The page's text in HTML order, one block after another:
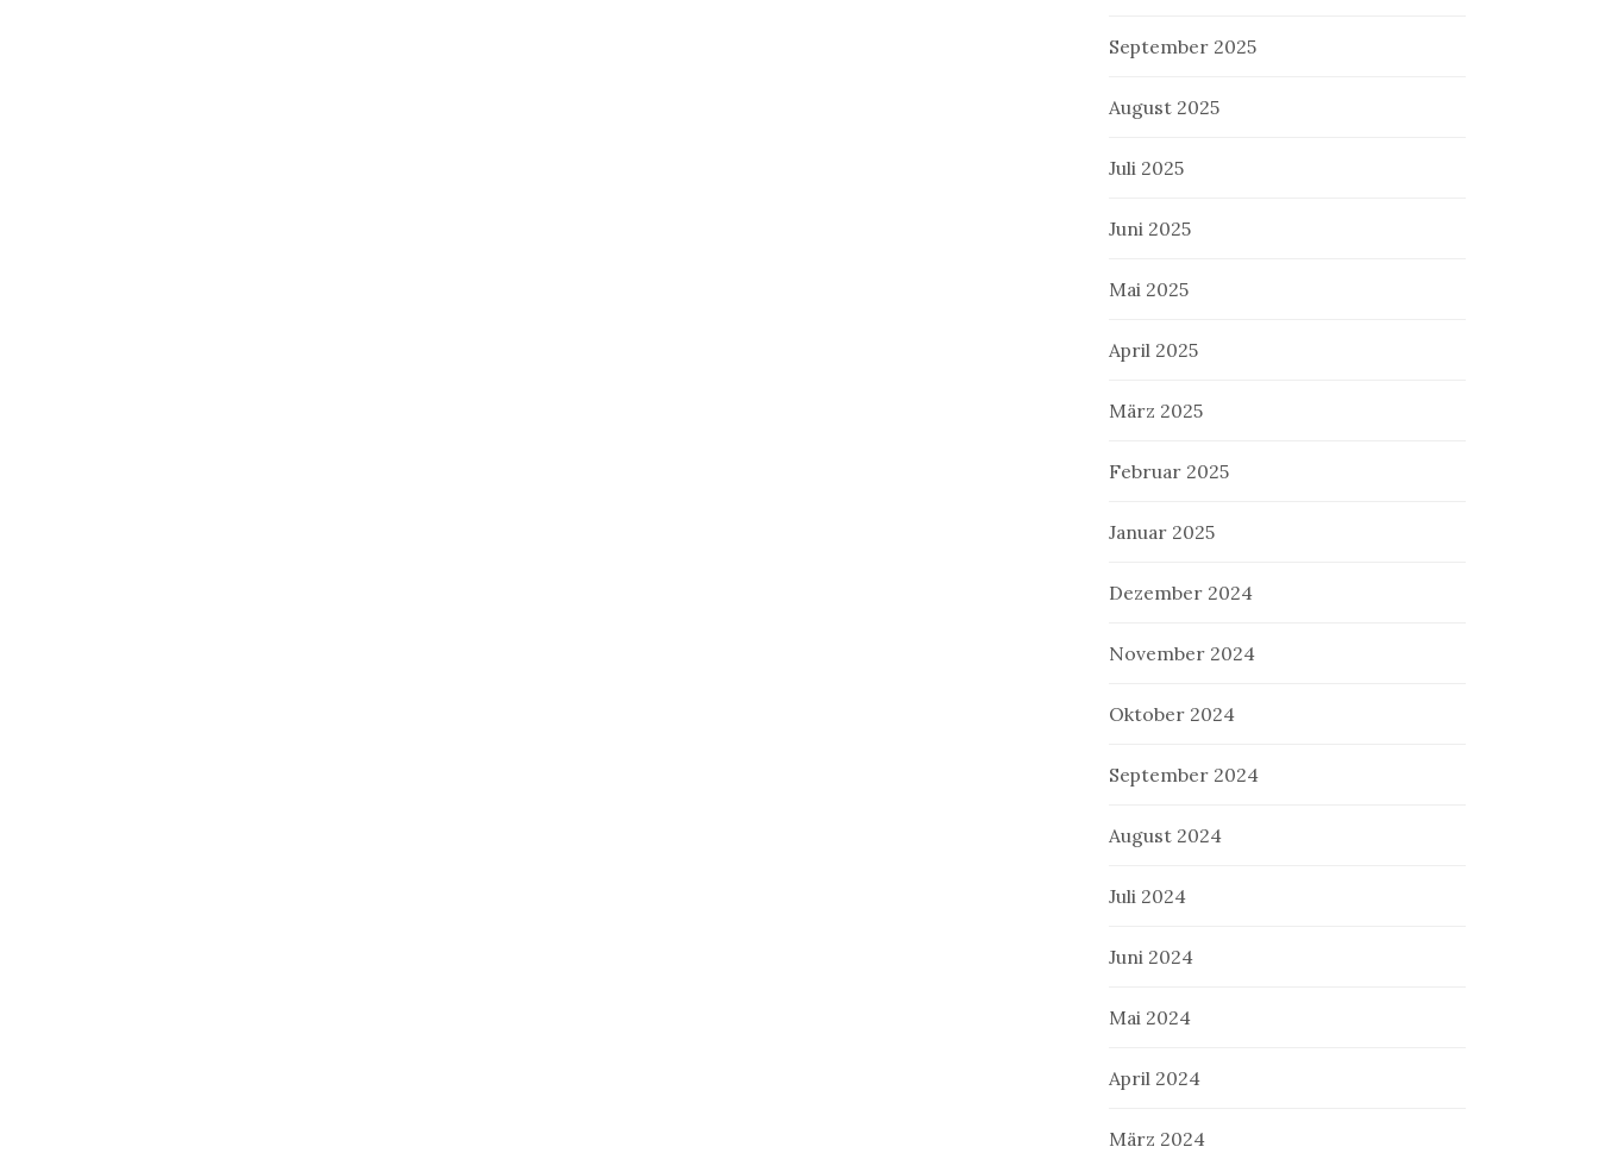
September 2025
August 2025
Juli 2025
Juni 2025
Mai 2025
April 2025
März 2025
Februar 2025
Januar 2025
Dezember 2024
November 2024
Oktober 2024
September 2024
August 2024
Juli 2024
Juni 2024
Mai 2024
April 2024
März 2024